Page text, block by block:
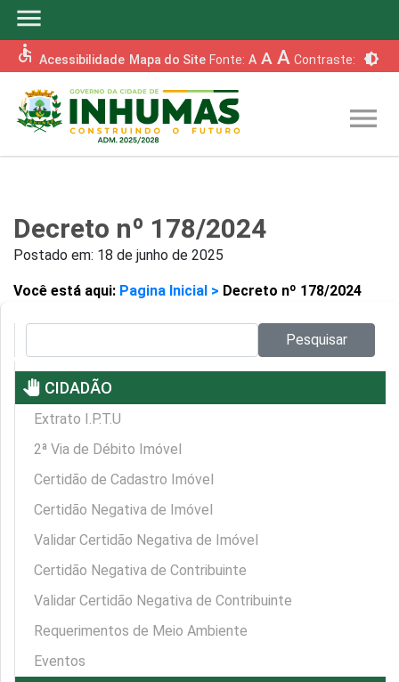
menu
accessible Acessibilidade Mapa do Site Fonte: A A A Contraste: brightness_6
menu
Decreto nº 178/2024
Postado em: 18 de junho de 2025
Você está aqui: Pagina Inicial > Decreto nº 178/2024
Pesquisar
pan_tool CIDADÃO
Extrato I.P.T.U
2ª Via de Débito Imóvel
Certidão de Cadastro Imóvel
Certidão Negativa de Imóvel
Validar Certidão Negativa de Imóvel
Certidão Negativa de Contribuinte
Validar Certidão Negativa de Contribuinte
Requerimentos de Meio Ambiente
Eventos